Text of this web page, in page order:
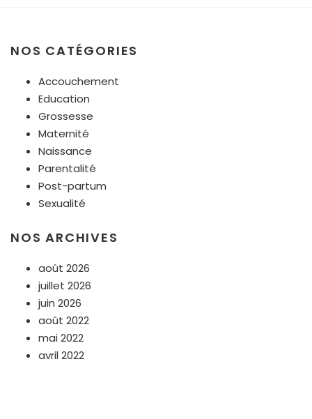
NOS CATÉGORIES
Accouchement
Education
Grossesse
Maternité
Naissance
Parentalité
Post-partum
Sexualité
NOS ARCHIVES
août 2026
juillet 2026
juin 2026
août 2022
mai 2022
avril 2022